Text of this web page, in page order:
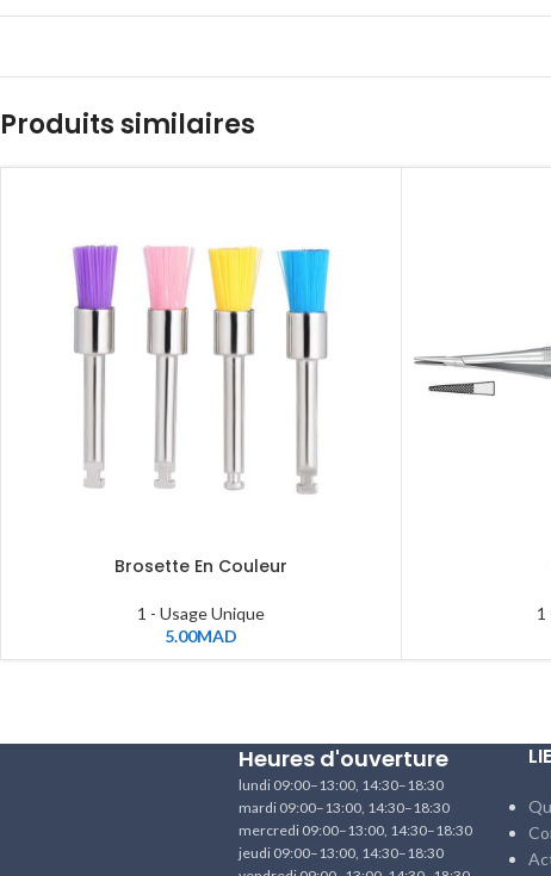
Produits similaires
Brosette En Couleur
1 - Usage Unique
5.00MAD
1
Heures d'ouverture
lundi 09:00–13:00, 14:30–18:30
mardi 09:00–13:00, 14:30–18:30
mercredi 09:00–13:00, 14:30–18:30
jeudi 09:00–13:00, 14:30–18:30